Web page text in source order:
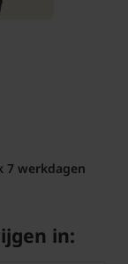
werkdagen
in: